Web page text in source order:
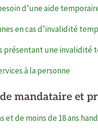
d’une aide
en cas d’invalidité
présentant une invalidité
à la personne
mandataire et
et de moins de 18 ans